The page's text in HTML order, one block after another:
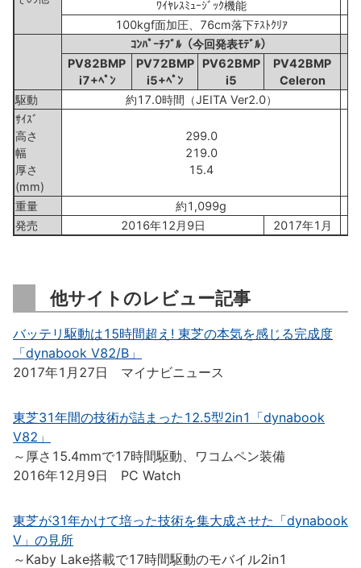
ﾜｲﾔﾚｽﾐｭｰｼﾞｯｸ機能
100kgf面加圧、76cm落下ﾃｽﾄｸﾘｱ
ｺﾝﾊﾟｰﾁﾌﾞﾙ（今回発表ﾓﾃﾞﾙ）
PV82BMP
i7+ﾍﾟﾝ
PV72BMP
i5+ﾍﾟﾝ
PV62BMP
i5
PV42BMP
Celeron
駆動
約17.0時間（JEITA Ver2.0）
ｻｲｽﾞ
高さ
幅
厚さ
(mm)
299.0
219.0
15.4
重量 約1,099g
発売
2016年12月9日 2017年1月
他サイトのレビュー記事
バッテリ駆動は15時間超え! 東芝の本気を感じる完成度
「dynabook V82/B」
2017年1月27日 マイナビニュース
東芝31年間の技術が詰まった12.5型2in1「dynabook
V82」
～厚さ15.4mmで17時間駆動、ワコムペン装備
2016年12月9日 PC Watch
東芝が31年かけて培った技術を集大成させた「dynabook
V」の見所
～Kaby Lake搭載で17時間駆動のモバイル2in1